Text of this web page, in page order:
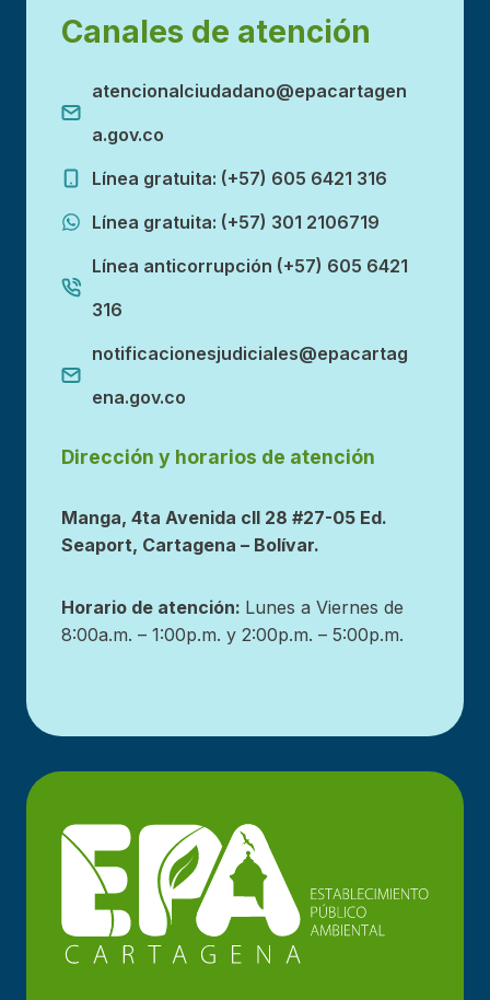
Canales de atención
atencionalciudadano@epacartagen
a.gov.co
Línea gratuita: (+57) 605 6421 316
Línea gratuita: (+57) 301 2106719
Línea anticorrupción (+57) 605 6421
316
notificacionesjudiciales@epacartag
ena.gov.co
Dirección y horarios de atención
Manga, 4ta Avenida cll 28 #27-05 Ed.
Seaport, Cartagena – Bolívar.
Horario de atención: Lunes a Viernes de
8:00a.m. – 1:00p.m. y 2:00p.m. – 5:00p.m.